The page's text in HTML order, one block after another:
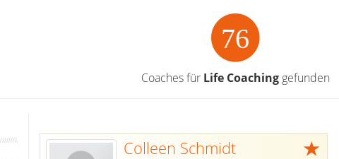
76
Coaches für Life Coachinggefunden
Colleen Schmidt